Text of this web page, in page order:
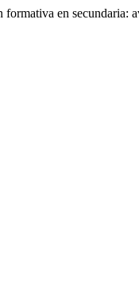
en secundaria: